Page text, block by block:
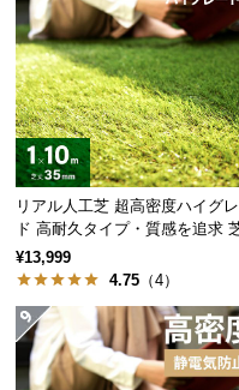
つ
い
て
お
客
様
ポ
水はけのよい平織り
シートは透水性の高
ても水がたまる心配は
リアル人工芝 超高密度ハイグ
ド 高耐久タイプ・質感を追求
35mm 1×10m
¥13,999
4.75 （4）